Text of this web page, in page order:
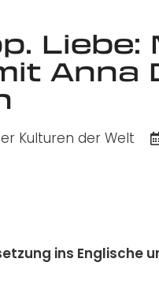
Liebe:
Anna
Kulturen der Welt
ins Englische